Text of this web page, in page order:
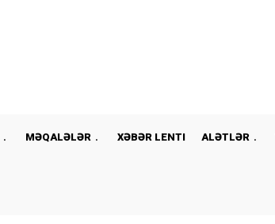
MƏQALƏLƏR XƏBƏR LENTI ALƏTLƏR